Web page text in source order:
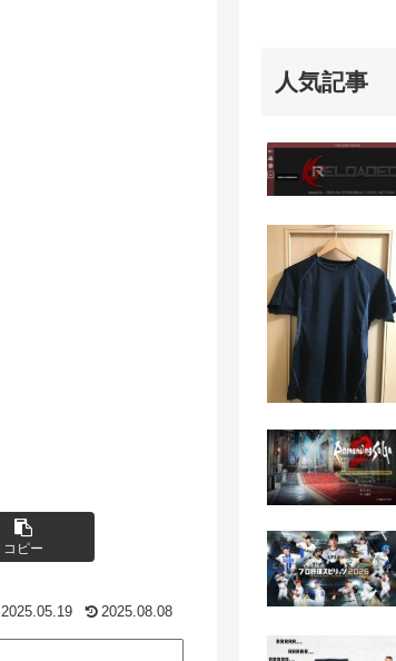
コピー
2025.05.19 2025.08.08
人気記事